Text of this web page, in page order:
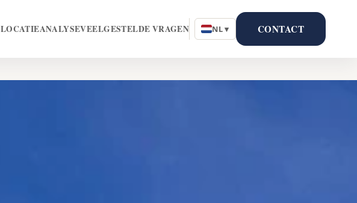
LOCATIEANALYSEVEELGESTELDE VRAGEN NL ▾ CONTACT